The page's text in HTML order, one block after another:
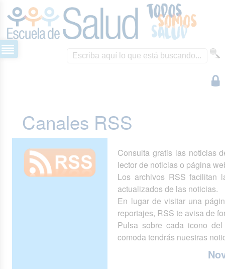
Canales RSS
Consulta gratis las noticias
lector de noticias o página
Los archivos RSS facilitan
actualizados de las noticias.
En lugar de visitar una
reportajes, RSS te avisa de
Pulsa sobre cada icono
comoda tendrás nuestras